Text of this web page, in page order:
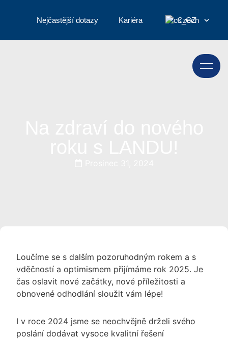
Nejčastější dotazy Kariéra Czech
Loučíme se s dalším pozoruhodným rokem a s
vděčností a optimismem přijímáme rok 2025. Je
čas oslavit nové začátky, nové příležitosti a
obnovené odhodlání sloužit vám lépe!
I v roce 2024 jsme se neochvějně drželi svého
poslání dodávat vysoce kvalitní řešení